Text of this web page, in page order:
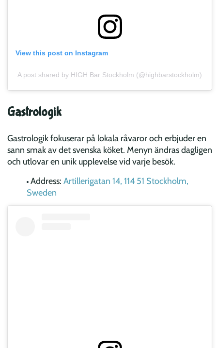
View this post on Instagram
A post shared by HIGH Bar Stockholm (@highbarstockholm)
Gastrologik
Gastrologik fokuserar på lokala råvaror och erbjuder en
sann smak av det svenska köket. Menyn ändras dagligen
och utlovar en unik upplevelse vid varje besök.
Address: Artillerigatan 14, 114 51 Stockholm,
Sweden